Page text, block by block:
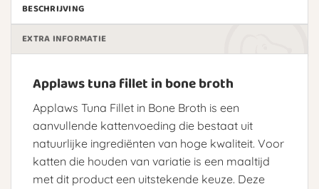
BESCHRIJVING
EXTRA INFORMATIE
Applaws tuna fillet in bone broth
Applaws Tuna Fillet in Bone Broth is een
aanvullende kattenvoeding die bestaat uit
natuurlijke ingrediënten van hoge kwaliteit. Voor
katten die houden van variatie is een maaltijd
met dit product een uitstekende keuze. Deze